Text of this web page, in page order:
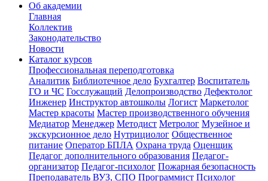
Об академии
Главная
Коллектив
Законодательство
Новости
Каталог курсов
Профессиональная переподготовка
Аналитик Библиотечное дело Бухгалтер Воспитатель
ГО и ЧС Госслужащий Делопроизводство Дефектолог
Инженер Инструктор автошколы Логист Маркетолог
Мастер красоты Мастер производственного обучения
Медиатор Менеджер Методист Метролог Музейное и
экскурсионное дело Нутрициолог Общественное
питание Оператор БПЛА Охрана труда Оценщик
Педагог дополнительного образования Педагог-
организатор Педагог-психолог Пожарная безопасность
Преподаватель ВУЗ, СПО Программист Психолог